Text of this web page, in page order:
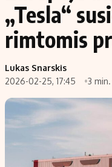
„Tesla“
rimtomis
Lukas Snarskis
2026-02-25, 17:45
3